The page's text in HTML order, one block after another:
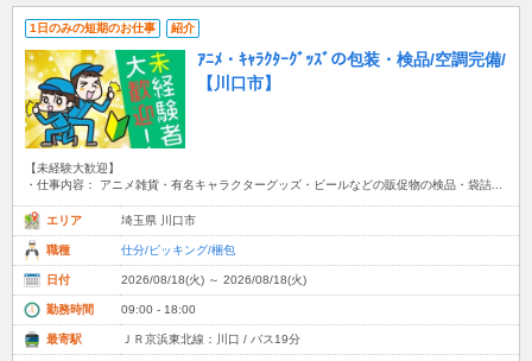
1日のみの短期のお仕事 紹介
ｱﾆﾒ・ｷｬﾗｸﾀｰｸﾞｯｽﾞの包装・検品/空調完備/
【川口市】
【未経験大歓迎】
・仕事内容： アニメ雑貨・有名キャラクターグッズ・ビールなどの販促物の検品・袋詰...
エリア 埼玉県 川口市
職種 仕分/ピッキング/梱包
日付 2026/08/18(火) ～ 2026/08/18(火)
勤務時間 09:00 - 18:00
最寄駅 ＪＲ京浜東北線：川口 / バス19分